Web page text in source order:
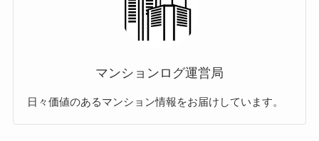
マンションログ運営局
日々価値のあるマンション情報をお届けしています。